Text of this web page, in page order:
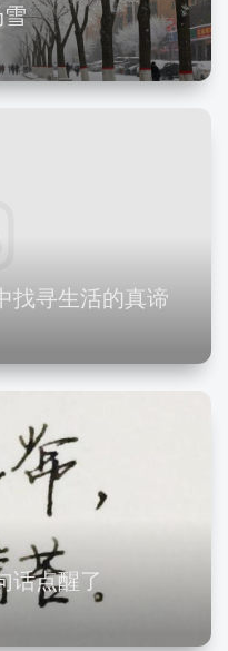
找寻生活的真谛
话点醒了